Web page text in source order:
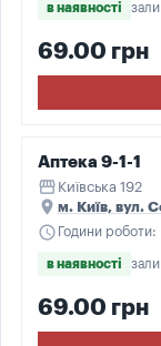
в наявності
69.00 грн
Аптека 9-1-1
storefront Київська 192
place м. Київ, вул.
schedule Години
в наявності
69.00 грн